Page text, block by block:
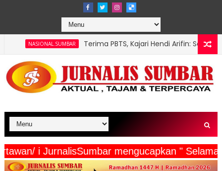
Terima PBTS, Kajari Hendi Arifin: Sehebat Apa pun
Wartawan/ i JurnalisSumbar mengucapkan "